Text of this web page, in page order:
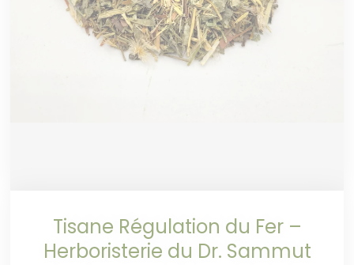
Tisane Régulation du Fer –
Herboristerie du Dr. Sammut